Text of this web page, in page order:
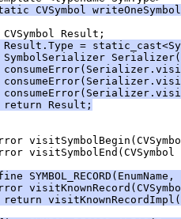
CVSymbol
=
Result;